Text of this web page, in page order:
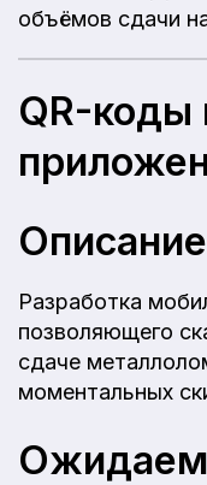
объёмов сдачи
QR-коды
Разработка
позволяющего
сдаче
моментальных